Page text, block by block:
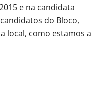
e na candidata
do Bloco,
local, como estamos a